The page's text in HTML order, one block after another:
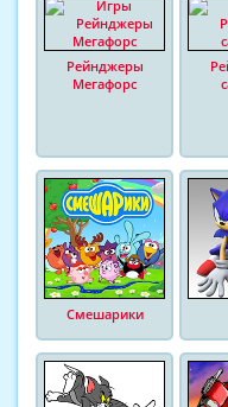
Рейнджеры
Мегафорс
Смешарики